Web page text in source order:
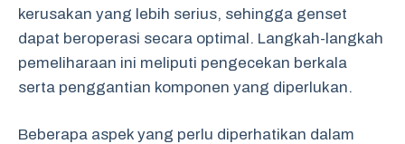
kerusakan yang lebih serius, sehingga genset
dapat beroperasi secara optimal. Langkah-langkah
pemeliharaan ini meliputi pengecekan berkala
serta penggantian komponen yang diperlukan.
Beberapa aspek yang perlu diperhatikan dalam